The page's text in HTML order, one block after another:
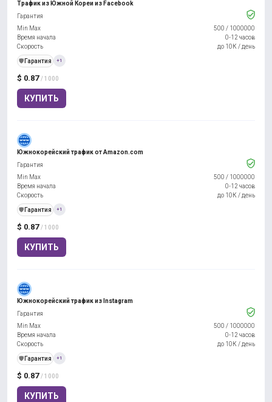
Трафик из Южной Кореи из Facebook
$ 0.87 / 1000
КУПИТЬ
Гарантия
Min Max
500 / 1000000
Время начала
0-12 часов
Скорость
до 10К / день
️🛡️ Гарантия +1
Южнокорейский трафик от Amazon.com
$ 0.87 / 1000
КУПИТЬ
Гарантия
Min Max
500 / 1000000
Время начала
0-12 часов
Скорость
до 10К / день
️🛡️ Гарантия +1
Южнокорейский трафик из Instagram
$ 0.87 / 1000
КУПИТЬ
Гарантия
Min Max
500 / 1000000
Время начала
0-12 часов
Скорость
до 10К / день
️🛡️ Гарантия +1